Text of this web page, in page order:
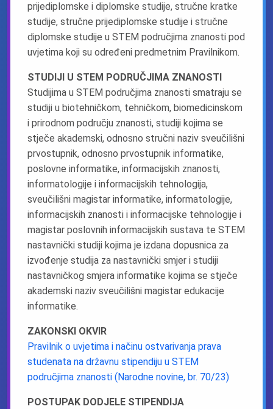
prijediplomske i diplomske studije, stručne kratke
studije, stručne prijediplomske studije i stručne
diplomske studije u STEM područjima znanosti pod
uvjetima koji su određeni predmetnim Pravilnikom.
STUDIJI U STEM PODRUČJIMA ZNANOSTI
Studijima u STEM područjima znanosti smatraju se
studiji u biotehničkom, tehničkom, biomedicinskom
i prirodnom području znanosti, studiji kojima se
stječe akademski, odnosno stručni naziv sveučilišni
prvostupnik, odnosno prvostupnik informatike,
poslovne informatike, informacijskih znanosti,
informatologije i informacijskih tehnologija,
sveučilišni magistar informatike, informatologije,
informacijskih znanosti i informacijske tehnologije i
magistar poslovnih informacijskih sustava te STEM
nastavnički studiji kojima je izdana dopusnica za
izvođenje studija za nastavnički smjer i studiji
nastavničkog smjera informatike kojima se stječe
akademski naziv sveučilišni magistar edukacije
informatike.
ZAKONSKI OKVIR
Pravilnik o uvjetima i načinu ostvarivanja prava
studenata na državnu stipendiju u STEM
područjima znanosti (Narodne novine, br. 70/23)
POSTUPAK DODJELE STIPENDIJA